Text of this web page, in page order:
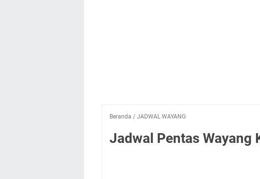
Beranda / JADWAL WAYANG
Jadwal Pentas Wayang